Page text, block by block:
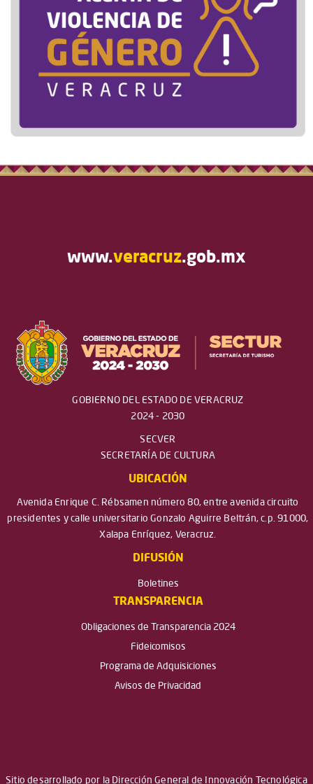
www.veracruz.gob.mx
GOBIERNO DEL ESTADO DE VERACRUZ
2024 - 2030
SECVER
SECRETARÍA DE CULTURA
UBICACIÓN
Avenida Enrique C. Rébsamen número 80, entre avenida circuito
presidentes y calle universitario Gonzalo Aguirre Beltrán, c.p. 91000,
Xalapa Enríquez, Veracruz.
DIFUSIÓN
Boletines
TRANSPARENCIA
Obligaciones de Transparencia 2024
Fideicomisos
Programa de Adquisiciones
Avisos de Privacidad
Sitio desarrollado por la Dirección General de Innovación Tecnológica